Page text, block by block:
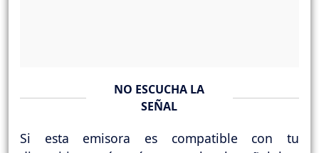
NO ESCUCHA LA
SEÑAL
Si esta emisora es compatible con tu